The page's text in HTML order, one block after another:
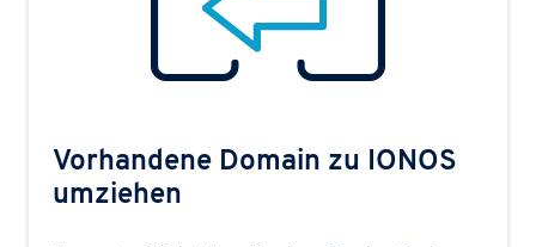
Vorhandene Domain zu IONOS
umziehen